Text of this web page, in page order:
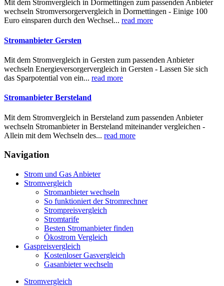
Mit dem Stromvergleich in Dormettingen zum passenden Anbieter
wechseln Stromversorgervergleich in Dormettingen - Einige 100
Euro einsparen durch den Wechsel... read more
Stromanbieter Gersten
Mit dem Stromvergleich in Gersten zum passenden Anbieter
wechseln Energieversorgervergleich in Gersten - Lassen Sie sich
das Sparpotential von ein... read more
Stromanbieter Bersteland
Mit dem Stromvergleich in Bersteland zum passenden Anbieter
wechseln Stromanbieter in Bersteland miteinander vergleichen -
Allein mit dem Wechseln des... read more
Navigation
Strom und Gas Anbieter
Stromvergleich
Stromanbieter wechseln
So funktioniert der Stromrechner
Strompreisvergleich
Stromtarife
Besten Stromanbieter finden
Ökostrom Vergleich
Gaspreisvergleich
Kostenloser Gasvergleich
Gasanbieter wechseln
Stromvergleich